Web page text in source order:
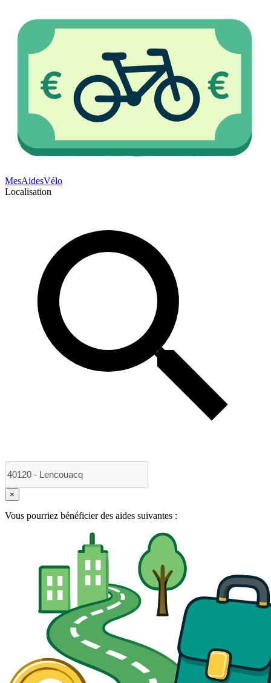
MesAidesVélo
Localisation
×
Vous pourriez bénéficier des aides suivantes :